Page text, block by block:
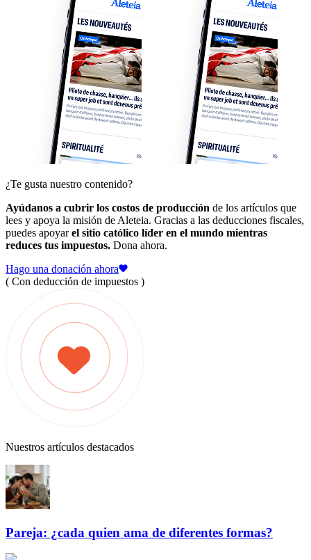
¿Te gusta nuestro contenido?
Ayúdanos a cubrir los costos de producción de los artículos que
lees y apoya la misión de Aleteia. Gracias a las deducciones fiscales,
puedes apoyarel sitio católico líder en el mundo mientras
reduces tus impuestos. Dona ahora.
Hago una donación ahora
( Con deducción de impuestos )
Nuestros artículos destacados
Pareja: ¿cada quien ama de diferentes formas?